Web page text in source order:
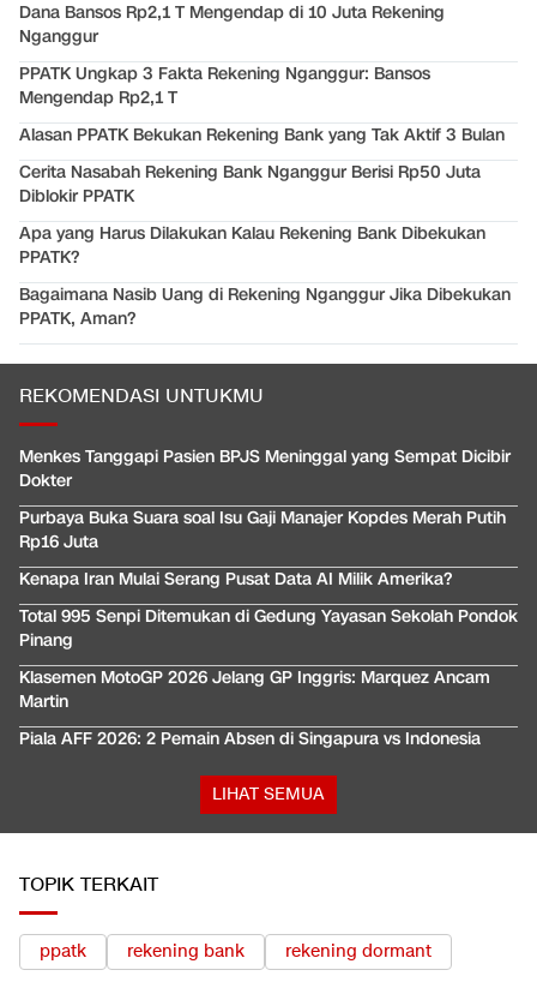
Dana Bansos Rp2,1 T Mengendap di 10 Juta Rekening
Nganggur
PPATK Ungkap 3 Fakta Rekening Nganggur: Bansos
Mengendap Rp2,1 T
Alasan PPATK Bekukan Rekening Bank yang Tak Aktif 3 Bulan
Cerita Nasabah Rekening Bank Nganggur Berisi Rp50 Juta
Diblokir PPATK
Apa yang Harus Dilakukan Kalau Rekening Bank Dibekukan
PPATK?
Bagaimana Nasib Uang di Rekening Nganggur Jika Dibekukan
PPATK, Aman?
REKOMENDASI UNTUKMU
Menkes Tanggapi Pasien BPJS Meninggal yang Sempat Dicibir
Dokter
Purbaya Buka Suara soal Isu Gaji Manajer Kopdes Merah Putih
Rp16 Juta
Kenapa Iran Mulai Serang Pusat Data AI Milik Amerika?
Total 995 Senpi Ditemukan di Gedung Yayasan Sekolah Pondok
Pinang
Klasemen MotoGP 2026 Jelang GP Inggris: Marquez Ancam
Martin
Piala AFF 2026: 2 Pemain Absen di Singapura vs Indonesia
LIHAT SEMUA
TOPIK TERKAIT
ppatk rekening bank rekening dormant